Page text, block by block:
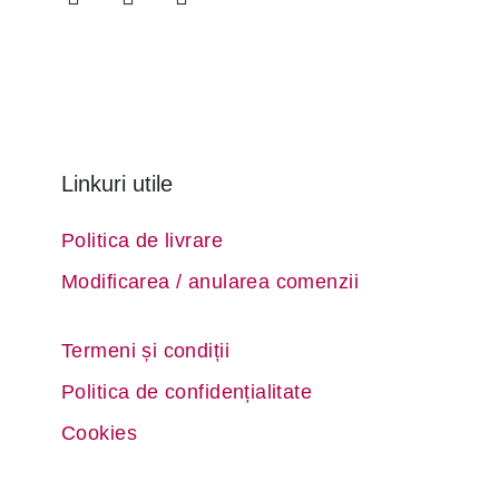
Linkuri utile
Politica de livrare
Modificarea / anularea comenzii
Termeni și condiții
Politica de confidențialitate
Cookies